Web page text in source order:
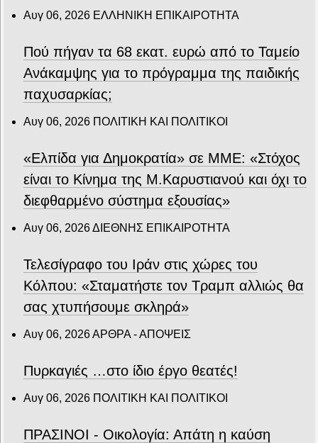
Αυγ 06, 2026 ΕΛΛΗΝΙΚΗ ΕΠΙΚΑΙΡΟΤΗΤΑ
Πού πήγαν τα 68 εκατ. ευρώ από το Ταμείο
Ανάκαμψης για το πρόγραμμα της παιδικής
παχυσαρκίας;
Αυγ 06, 2026 ΠΟΛΙΤΙΚΗ ΚΑΙ ΠΟΛΙΤΙΚΟΙ
«Ελπίδα για Δημοκρατία» σε ΜΜΕ: «Στόχος
είναι το Κίνημα της Μ.Καρυστιανού και όχι το
διεφθαρμένο σύστημα εξουσίας»
Αυγ 06, 2026ΔΙΕΘΝΗΣ ΕΠΙΚΑΙΡΟΤΗΤΑ
Τελεσίγραφο του Ιράν στις χώρες του
Κόλπου: «Σταματήστε τον Τραμπ αλλιώς θα
σας χτυπήσουμε σκληρά»
Αυγ 06, 2026ΑΡΘΡΑ - ΑΠΟΨΕΙΣ
Πυρκαγιές …στο ίδιο έργο θεατές!
Αυγ 06, 2026 ΠΟΛΙΤΙΚΗ ΚΑΙ ΠΟΛΙΤΙΚΟΙ
ΠΡΑΣΙΝΟΙ - Οικολογία: Απάτη η καύση